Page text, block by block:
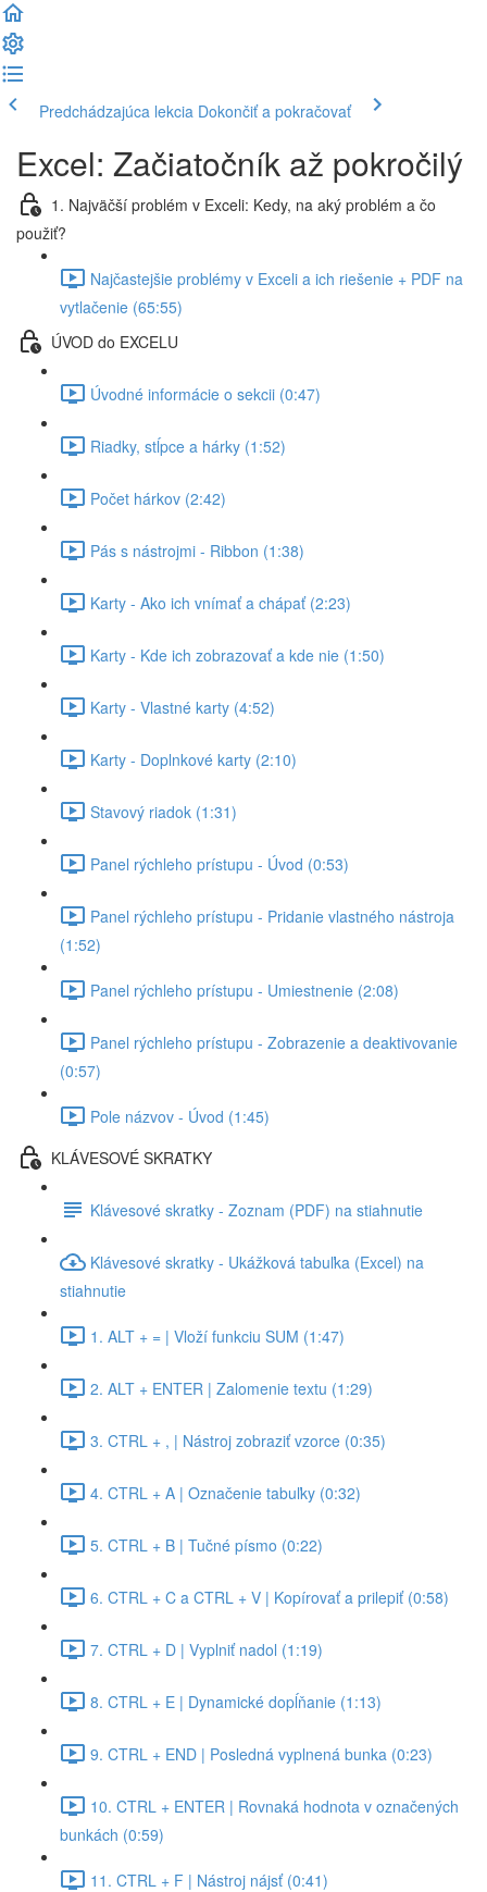
Predchádzajúca lekcia Dokončiť a pokračovať
Excel: Začiatočník až pokročilý
1. Najväčší problém v Exceli: Kedy, na aký problém a čo
použiť?
Najčastejšie problémy v Exceli a ich riešenie + PDF na
vytlačenie (65:55)
ÚVOD do EXCELU
Úvodné informácie o sekcii (0:47)
Riadky, stĺpce a hárky (1:52)
Počet hárkov (2:42)
Pás s nástrojmi - Ribbon (1:38)
Karty - Ako ich vnímať a chápať (2:23)
Karty - Kde ich zobrazovať a kde nie (1:50)
Karty - Vlastné karty (4:52)
Karty - Doplnkové karty (2:10)
Stavový riadok (1:31)
Panel rýchleho prístupu - Úvod (0:53)
Panel rýchleho prístupu - Pridanie vlastného nástroja
(1:52)
Panel rýchleho prístupu - Umiestnenie (2:08)
Panel rýchleho prístupu - Zobrazenie a deaktivovanie
(0:57)
Pole názvov - Úvod (1:45)
KLÁVESOVÉ SKRATKY
Klávesové skratky - Zoznam (PDF) na stiahnutie
Klávesové skratky - Ukážková tabuľka (Excel) na
stiahnutie
1. ALT + = | Vloží funkciu SUM (1:47)
2. ALT + ENTER | Zalomenie textu (1:29)
3. CTRL + , | Nástroj zobraziť vzorce (0:35)
4. CTRL + A | Označenie tabuľky (0:32)
5. CTRL + B | Tučné písmo (0:22)
6. CTRL + C a CTRL + V | Kopírovať a prilepiť (0:58)
7. CTRL + D | Vyplniť nadol (1:19)
8. CTRL + E | Dynamické dopĺňanie (1:13)
9. CTRL + END | Posledná vyplnená bunka (0:23)
10. CTRL + ENTER | Rovnaká hodnota v označených
bunkách (0:59)
11. CTRL + F | Nástroj nájsť (0:41)